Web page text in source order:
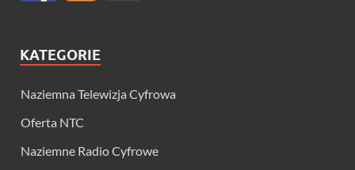
KATEGORIE
Naziemna Telewizja Cyfrowa
Oferta NTC
Naziemne Radio Cyfrowe